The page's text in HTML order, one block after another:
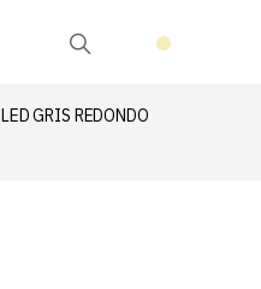
GRIS REDONDO